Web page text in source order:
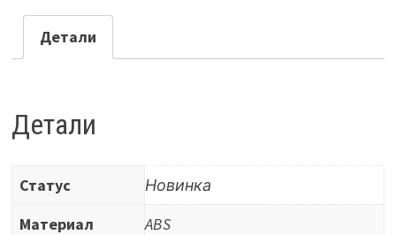
ST19
Дуб
бежево-
серый
(Egger)
Детали
Детали
Статус
Новинка
Материал
ABS